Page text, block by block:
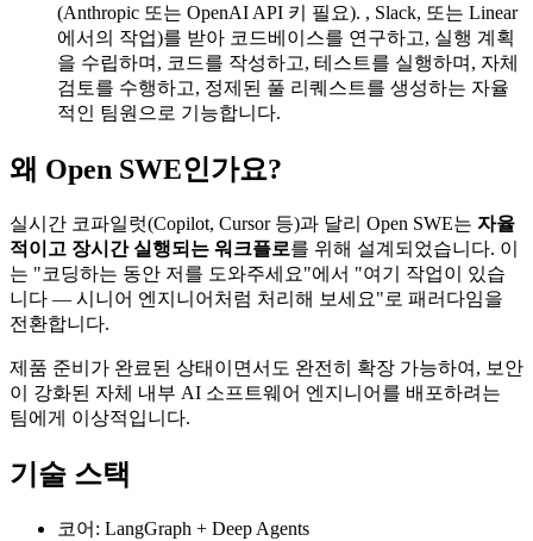
(Anthropic 또는 OpenAI API 키 필요). , Slack, 또는 Linear
에서의 작업)를 받아 코드베이스를 연구하고, 실행 계획
을 수립하며, 코드를 작성하고, 테스트를 실행하며, 자체
검토를 수행하고, 정제된 풀 리퀘스트를 생성하는 자율
적인 팀원으로 기능합니다.
왜 Open SWE인가요?
실시간 코파일럿(Copilot, Cursor 등)과 달리 Open SWE는 자율
적이고 장시간 실행되는 워크플로를 위해 설계되었습니다. 이
는 "코딩하는 동안 저를 도와주세요"에서 "여기 작업이 있습
니다 — 시니어 엔지니어처럼 처리해 보세요"로 패러다임을
전환합니다.
제품 준비가 완료된 상태이면서도 완전히 확장 가능하여, 보안
이 강화된 자체 내부 AI 소프트웨어 엔지니어를 배포하려는
팀에게 이상적입니다.
기술 스택
코어: LangGraph + Deep Agents